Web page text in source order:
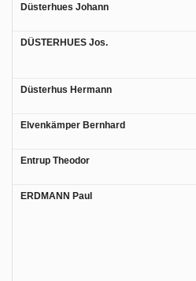
Düsterhues Johann
DÜSTERHUES Jos.
Düsterhus Hermann
Elvenkämper Bernhard
Entrup Theodor
ERDMANN Paul